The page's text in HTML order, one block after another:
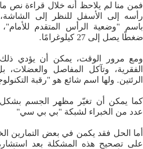
فمن منا لم يلاحظ أنه خلال قراءة نص
رأسه إلى الأسفل للنظر إلى
باسم "وضعية الرأس المتقدم
ضغطًا يصل إلى 27 كيلوغرامًا.
ومع مرور الوقت، يمكن أن يؤدي
الفقرية، وتآكل المفاصل
الرئتين. ولها اسم شائع هو "رقبة
كما يمكن أن تغيّر مظهر الجسم بشكل
عدد من الخبراء لشبكة "بي بي سي"
أما الحل فقد يكمن في بعض التمارين
على تصحيح هذه المشكلة بعد